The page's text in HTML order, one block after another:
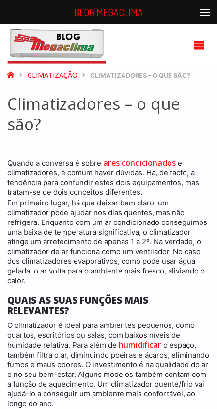
HOMECLIMATIZAÇÃO CLIMATIZADORES – O QUE SÃO?
Climatizadores – o que
são?
Quando a conversa é sobre ares condicionados e
climatizadores, é comum haver dúvidas. Há, de facto, a
tendência para confundir estes dois equipamentos, mas
tratam-se de dois conceitos diferentes.
Em primeiro lugar, há que deixar bem claro: um
climatizador pode ajudar nos dias quentes, mas não
refrigera. Enquanto com um ar condicionado conseguimos
uma baixa de temperatura significativa, o climatizador
atinge um arrefecimento de apenas 1 a 2º. Na verdade, o
climatizador de ar funciona como um ventilador. No caso
dos climatizadores evaporativos, como pode usar água
gelada, o ar volta para o ambiente mais fresco, aliviando o
calor.
QUAIS AS SUAS FUNÇÕES MAIS
RELEVANTES?
O climatizador é ideal para ambientes pequenos, como
quartos, escritórios ou salas, com baixos níveis de
humidade relativa. Para além de humidificar o espaço,
também filtra o ar, diminuindo poeiras e ácaros, eliminando
fumos e maus odores. O investimento é na qualidade do ar
e no seu bem-estar. Alguns modelos também contam com
a função de aquecimento. Um climatizador quente/frio vai
ajudá-lo a conseguir um ambiente mais confortável, ao
longo do ano.
BLOG MEGACLIMA